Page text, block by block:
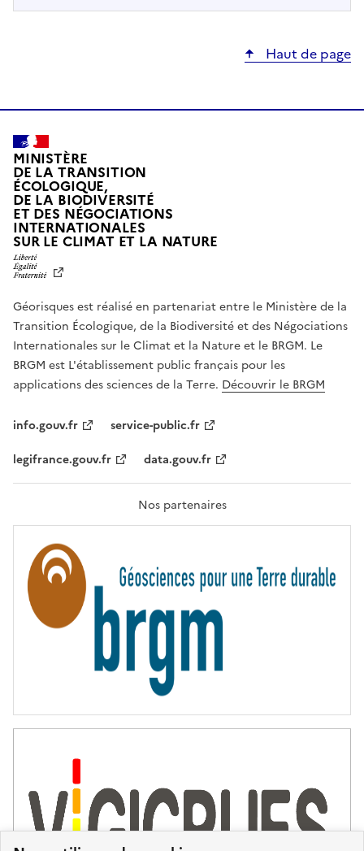
Haut de page
MINISTÈRE
DE LA TRANSITION
ÉCOLOGIQUE,
DE LA BIODIVERSITÉ
ET DES NÉGOCIATIONS
INTERNATIONALES
SUR LE CLIMAT ET LA NATUREL
T
É
,
É
G
A
L
F
A
T
R
T
É
Géorisques est réalisé en partenariat entre le Ministère de la
Transition Écologique, de la Biodiversité et des Négociations
Internationales sur le Climat et la Nature et le BRGM. Le
BRGM est L'établissement public français pour les
applications des sciences de la Terre. Découvrir le BRGM
info.gouv.fr
service-public.fr
legifrance.gouv.fr
data.gouv.fr
Nos partenaires